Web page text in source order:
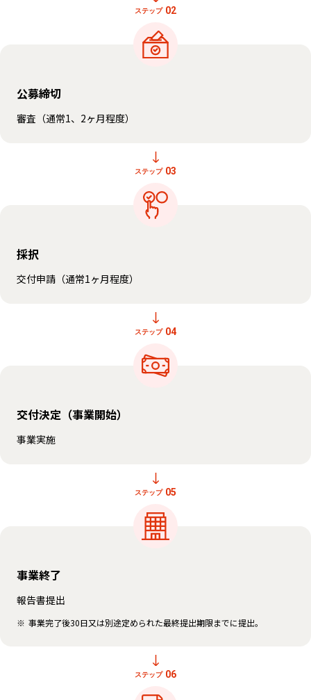
ステップ 02
公募締切
審査（通常1、2ヶ月程度）
ステップ 03
採択
交付申請（通常1ヶ月程度）
ステップ 04
交付決定（事業開始）
事業実施
ステップ 05
事業終了
報告書提出
事業完了後30日又は別途定められた最終提出期限までに提出。
ステップ 06